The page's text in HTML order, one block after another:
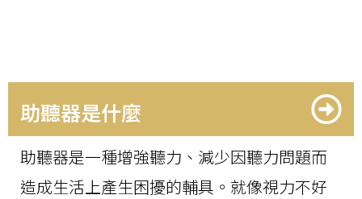
助聽器是什麼
助聽器是一種增強聽力、減少因聽力問題而
造成生活上產生困擾的輔具。就像視力不好